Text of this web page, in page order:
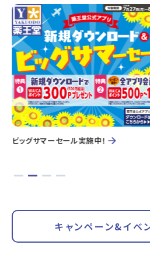
ビッグサマーセール実施中！
キャンペーン&イベ